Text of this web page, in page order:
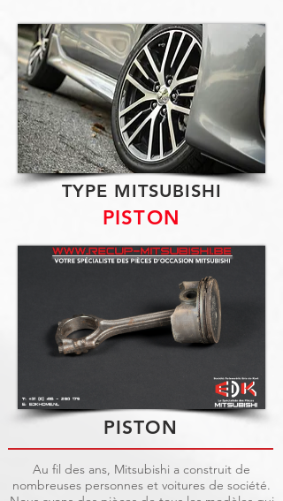
TYPE MITSUBISHI
PISTON
PISTON
Au fil des ans, Mitsubishi a construit de
nombreuses personnes et voitures de société.